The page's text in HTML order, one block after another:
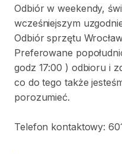
Odbiór w weekendy,
wcześniejszym
Odbiór sprzętu
Preferowane
godz 17:00 ) odbioru i
co do tego także
porozumieć.
Telefon kontaktowy: